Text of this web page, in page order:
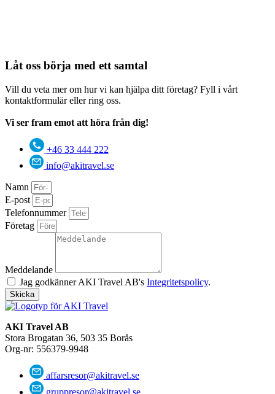
Låt oss börja med ett samtal
Vill du veta mer om hur vi kan hjälpa ditt företag? Fyll i vårt
kontaktformulär eller ring oss.
Vi ser fram emot att höra från dig!
+46 33 444 222
info@akitravel.se
Namn
E-post
Telefonnummer
Företag
Meddelande
Jag godkänner AKI Travel AB's Integritetspolicy.
Skicka
AKI Travel AB
Stora Brogatan 36, 503 35 Borås
Org-nr: 556379-9948
affarsresor@akitravel.se